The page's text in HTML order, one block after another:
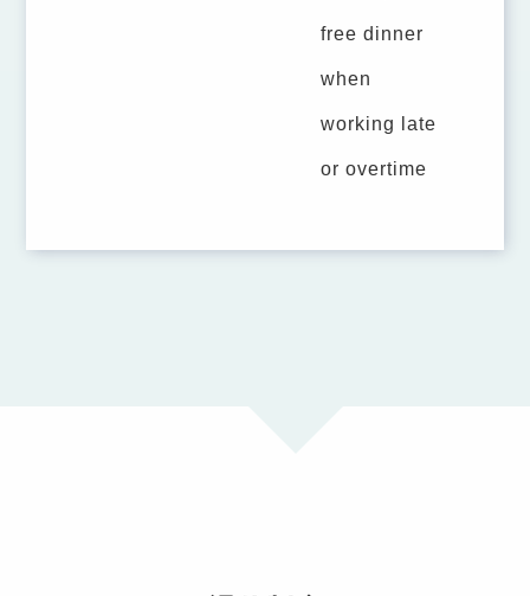
free dinner
when
working late
or overtime